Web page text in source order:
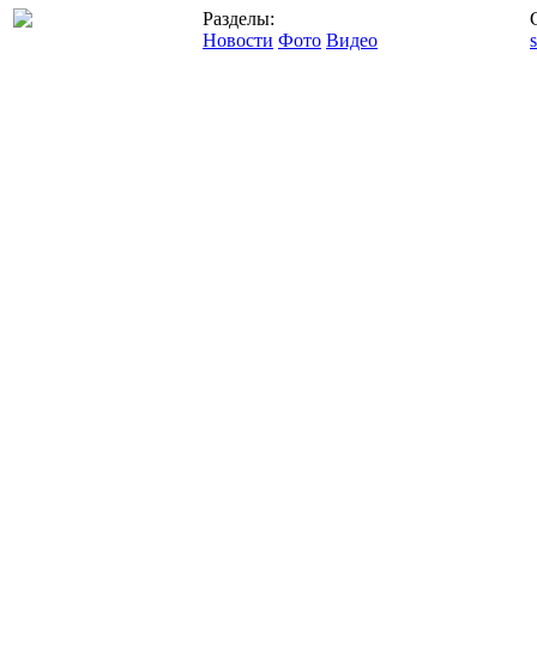
Разделы:
Новости Фото Видео